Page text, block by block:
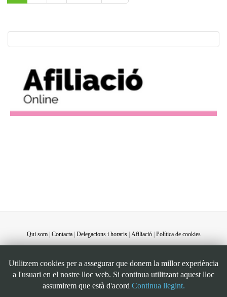
Qui som| Contacta| Delegacions i horaris| Afiliació| Política de cookies
©STEI Sindicat de treballadores i treballadors de les Illes Balears. C/ Jaume Ferran, 58.
07004. Palma. Mallorca. Espanya. Telèfon: 34 971 901600. Inscrit al registre de la DG
de la Funció Pública de Presidència del Govern d’Espanya, número 49. CIF:
G07126956
Utilitzem cookies per a assegurar que donem la millor experiència
a l'usuari en el nostre lloc web. Si continua utilitzant aquest lloc
assumirem que està d'acord Continua llegint.